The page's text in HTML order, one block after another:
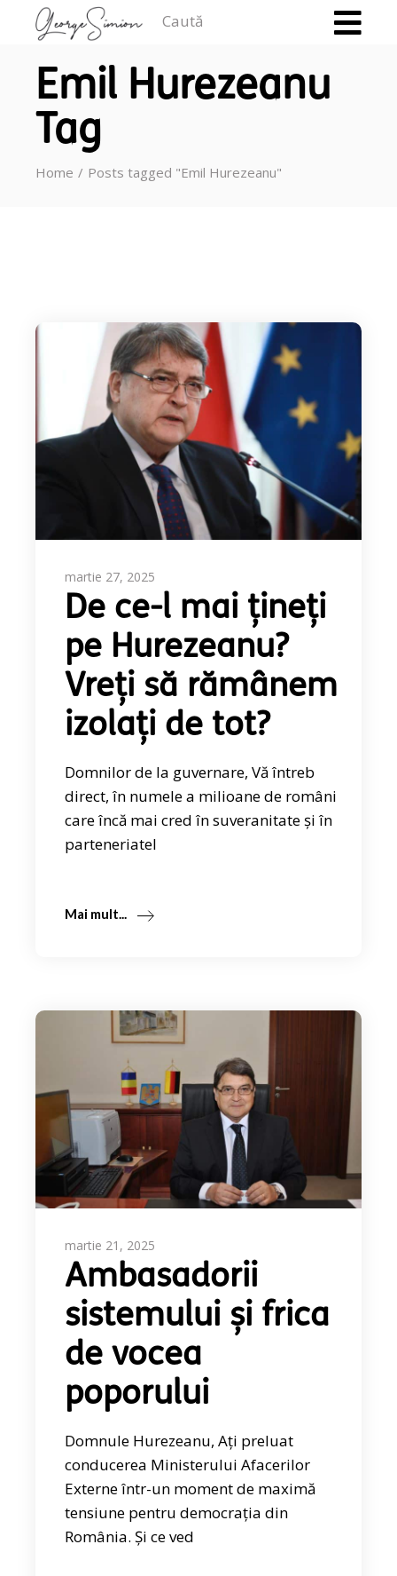
Emil Hurezeanu
Tag
Home Posts tagged "Emil Hurezeanu"
martie 27, 2025
De ce-l mai țineți
pe Hurezeanu?
Vreți să rămânem
izolați de tot?
Domnilor de la guvernare, Vă întreb
direct, în numele a milioane de români
care încă mai cred în suveranitate și în
parteneriatel
Mai mult...
martie 21, 2025
Ambasadorii
sistemului și frica
de vocea
poporului
Domnule Hurezeanu, Ați preluat
conducerea Ministerului Afacerilor
Externe într-un moment de maximă
tensiune pentru democrația din
România. Și ce ved